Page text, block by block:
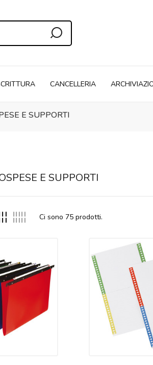
CANCELLERIA
E SUPPORTI
E SUPPORTI
Ci sono 75 prodotti.